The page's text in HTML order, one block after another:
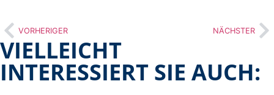
VORHERIGER NÄCHSTER
VIELLEICHT
INTERESSIERT SIE AUCH: